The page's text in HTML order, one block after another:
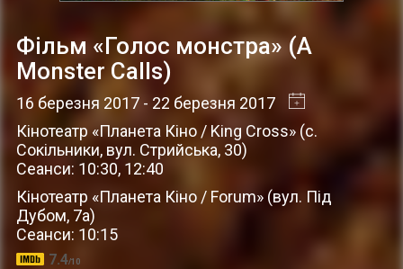
Фільм «Голос монстра» (A
Monster Calls)
16 березня 2017- 22 березня 2017
Кінотеатр «Планета Кіно / King Cross» (с.
Сокільники, вул. Стрийська, 30)
Сеанси: 10:30, 12:40
Кінотеатр «Планета Кіно / Forum» (вул. Під
Дубом, 7а)
Сеанси: 10:15
7.4/10